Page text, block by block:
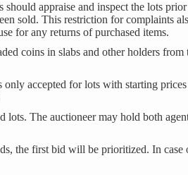
appraise and inspect the lots
sold. This restriction for complaints
for any returns of purchased items.
coins in slabs and other holders
only accepted for lots with starting
The auctioneer may hold both
the first bid will be prioritized. In